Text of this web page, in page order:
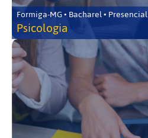
Formiga-MG • Bacharel • Presencial
Psicologia